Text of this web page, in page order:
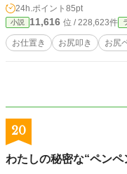
24h.ポイント 85pt
小説 11,616 位 / 228,623件
お仕置き お尻叩き お尻
20
わたしの秘密な“ペンペ